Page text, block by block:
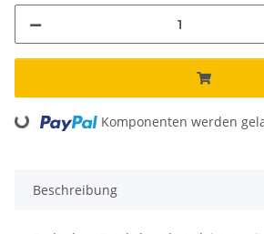
Loading... Komponenten werden
Beschreibung